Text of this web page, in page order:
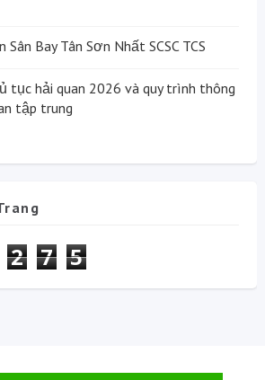
Sân Bay Tân Sơn Nhất SCSC TCS
tục hải quan 2026 và quy trình thông
tập trung
2 7 5